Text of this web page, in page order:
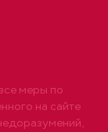
меры по
на сайте